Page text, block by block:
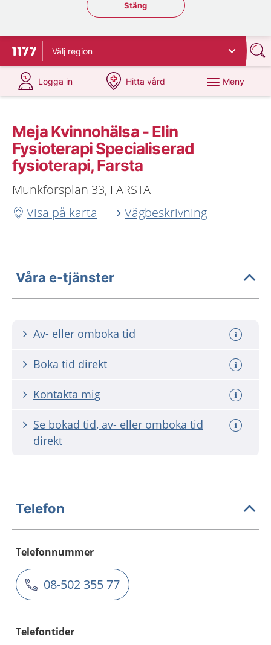
Stäng regionsväljaren
Stäng
Till startsidan för 1177
Välj region
Logga in
på 1177.se
Hitta vård
på 1177.se
Meny
Meja Kvinnohälsa - Elin
Fysioterapi Specialiserad
fysioterapi, Farsta
Munkforsplan 33, FARSTA
Visa på karta
Vägbeskrivning
Våra e-tjänster
Av- eller omboka tid
Boka tid direkt
Kontakta mig
Se bokad tid, av- eller omboka tid
direkt
Telefon
Telefonnummer
08-502 355 77
Telefontider